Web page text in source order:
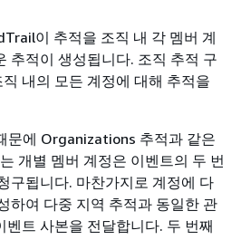
이 추적을 조직 내 각 멤버 계
추적이 생성됩니다. 조직 추적 구
내의 모든 계정에 대해 추적을
문에 Organizations 추적과 같은
개별 멤버 계정은 이벤트의 두 번
구됩니다. 마찬가지로 계정에 다
하여 다중 지역 추적과 동일한 관
트 사본을 전달합니다. 두 번째